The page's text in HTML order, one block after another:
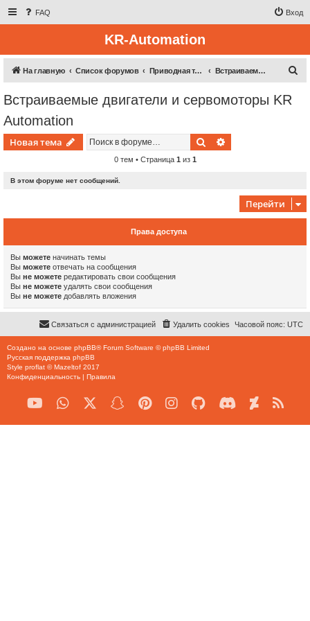
FAQ Вход
KR-Automation
На главную Список форумов Приводная техника Встраиваемые двигатели и сервомоторы KR Automation
Встраиваемые двигатели и сервомоторы KR
Automation
Новая тема Поиск
0 тем • Страница 1 из 1
В этом форуме нет сообщений.
Перейти
Права доступа
Вы можете начинать темы
Вы можете отвечать на сообщения
Вы не можете редактировать свои сообщения
Вы не можете удалять свои сообщения
Вы не можете добавлять вложения
Часовой пояс: UTC
Удалить cookies
Связаться с администрацией
Создано на основе phpBB® Forum Software © phpBB Limited
Русская поддержка phpBB
Style proflat ©Mazeltof 2017
Конфиденциальность | Правила